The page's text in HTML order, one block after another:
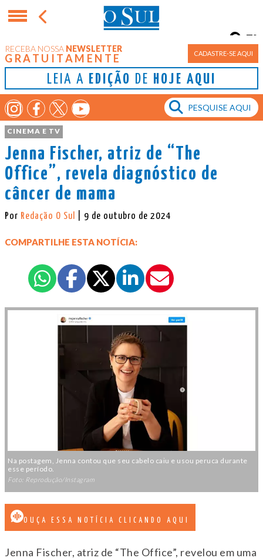
RECEBA NOSSA NEWSLETTER
GRATUITAMENTE CADASTRE-SE AQUI
LEIA A EDIÇÃO DE HOJE AQUI
Porto Alegre
7°
CINEMA E TV
Jenna Fischer, atriz de “The
Office”, revela diagnóstico de
câncer de mama
Por Redação O Sul | 9 de outubro de 2024
COMPARTILHE ESTA NOTÍCIA:
Na postagem, Jenna contou que seu cabelo caiu e usou peruca durante
esse período.
Foto: Reprodução/Instagram
OUÇA ESSA NOTÍCIA CLICANDO AQUI
Jenna Fischer, atriz de “The Office”, revelou em uma